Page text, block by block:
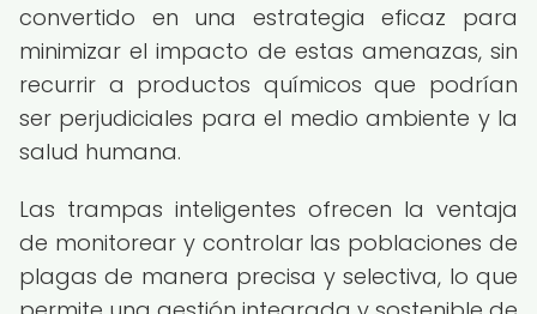
convertido en una estrategia eficaz para
minimizar el impacto de estas amenazas, sin
recurrir a productos químicos que podrían
ser perjudiciales para el medio ambiente y la
salud humana.
Las trampas inteligentes ofrecen la ventaja
de monitorear y controlar las poblaciones de
plagas de manera precisa y selectiva, lo que